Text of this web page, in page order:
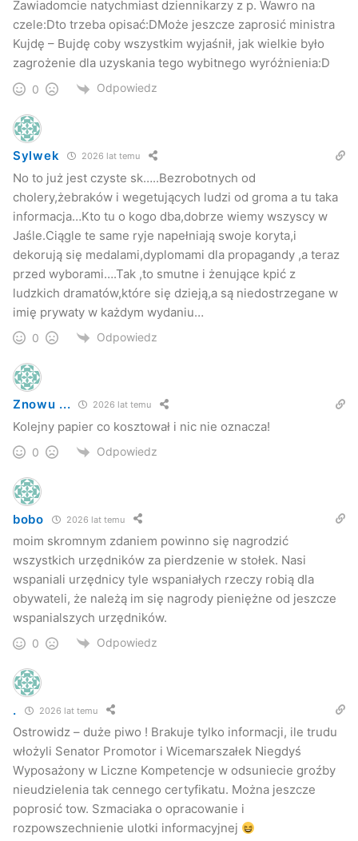
Zawiadomcie natychmiast dziennikarzy z p. Wawro na
czele:Dto trzeba opisać:DMoże jeszcze zaprosić ministra
Kujdę – Bujdę coby wszystkim wyjaśnił, jak wielkie było
zagrożenie dla uzyskania tego wybitnego wyróżnienia:D
0 Odpowiedz
Sylwek 2026 lat temu
No to już jest czyste sk…..Bezrobotnych od
cholery,żebraków i wegetujących ludzi od groma a tu taka
informacja…Kto tu o kogo dba,dobrze wiemy wszyscy w
Jaśle.Ciągle te same ryje napełniają swoje koryta,i
dekorują się medalami,dyplomami dla propagandy ,a teraz
przed wyborami….Tak ,to smutne i żenujące kpić z
ludzkich dramatów,które się dzieją,a są niedostrzegane w
imię prywaty w każdym wydaniu…
0 Odpowiedz
Znowu ... 2026 lat temu
Kolejny papier co kosztował i nic nie oznacza!
0 Odpowiedz
bobo 2026 lat temu
moim skromnym zdaniem powinno się nagrodzić
wszystkich urzędników za pierdzenie w stołek. Nasi
wspaniali urzędnicy tyle wspaniałych rzeczy robią dla
obywateli, że należą im się nagrody pieniężne od jeszcze
wspanialszych urzędników.
0 Odpowiedz
. 2026 lat temu
Ostrowidz – duże piwo ! Brakuje tylko informacji, ile trudu
włożyli Senator Promotor i Wicemarszałek Niegdyś
Wyposażony w Liczne Kompetencje w odsuniecie groźby
nieudzielenia tak cennego certyfikatu. Można jeszcze
poprosić tow. Szmaciaka o opracowanie i
rozpowszechnienie ulotki informacyjnej